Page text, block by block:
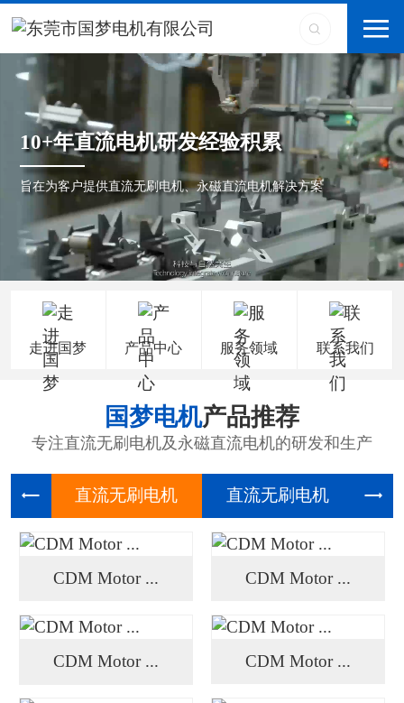
10+年直流电机研发经验积累
旨在为客户提供直流无刷电机、永磁直流电机解决方案
走进国梦 产品中心 服务领域 联系我们
国梦电机产品推荐
专注直流无刷电机及永磁直流电机的研发和生产
直流无刷 直流无刷 高压
CDM Motor ... CDM Motor ...
CDM Motor ... CDM Motor ...